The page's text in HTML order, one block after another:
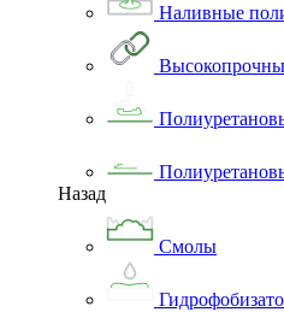
Наливные
Назад
Смолы